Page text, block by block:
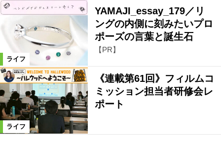
ライフ
YAMAJI_essay_179／リ
ングの内側に刻みたいプロ
ポーズの言葉と誕生石
【PR】
ライフ
《連載第61回》フィルムコ
ミッション担当者研修会レ
ポート